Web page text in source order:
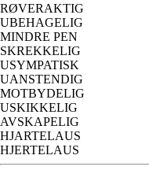
RØVERAKTIG
UBEHAGELIG
MINDRE PEN
SKREKKELIG
USYMPATISK
UANSTENDIG
MOTBYDELIG
USKIKKELIG
AVSKAPELIG
HJARTELAUS
HJERTELAUS